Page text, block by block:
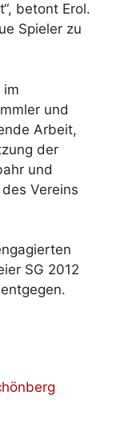
betont Erol.
Spieler zu
im
und
Arbeit,
der
und
Vereins
SG 2012